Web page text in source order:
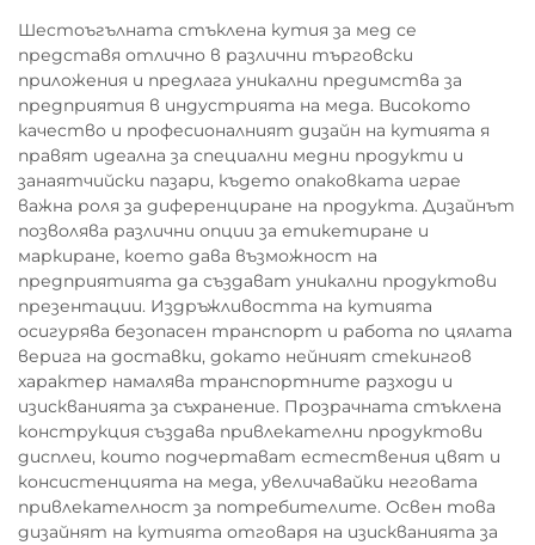
Шестоъгълната стъклена кутия за мед се
представя отлично в различни търговски
приложения и предлага уникални предимства за
предприятия в индустрията на меда. Високото
качество и професионалният дизайн на кутията я
правят идеална за специални медни продукти и
занаятчийски пазари, където опаковката играе
важна роля за диференциране на продукта. Дизайнът
позволява различни опции за етикетиране и
маркиране, което дава възможност на
предприятията да създават уникални продуктови
презентации. Издръжливостта на кутията
осигурява безопасен транспорт и работа по цялата
верига на доставки, докато нейният стекингов
характер намалява транспортните разходи и
изискванията за съхранение. Прозрачната стъклена
конструкция създава привлекателни продуктови
дисплеи, които подчертават естествения цвят и
консистенцията на меда, увеличавайки неговата
привлекателност за потребителите. Освен това
дизайнят на кутията отговаря на изискванията за